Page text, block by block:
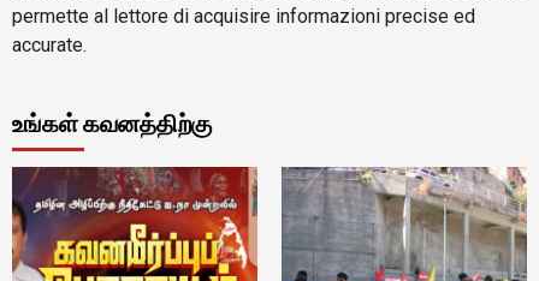
permette al lettore di acquisire informazioni precise ed
accurate.
உங்கள் கவனத்திற்கு